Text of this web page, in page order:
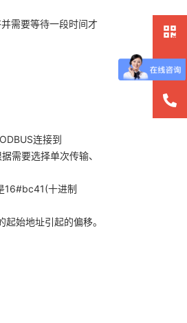
需要等待一段时间才
连接到
需要选择单次传输、
16#bc41(十进制
始地址引起的偏移。